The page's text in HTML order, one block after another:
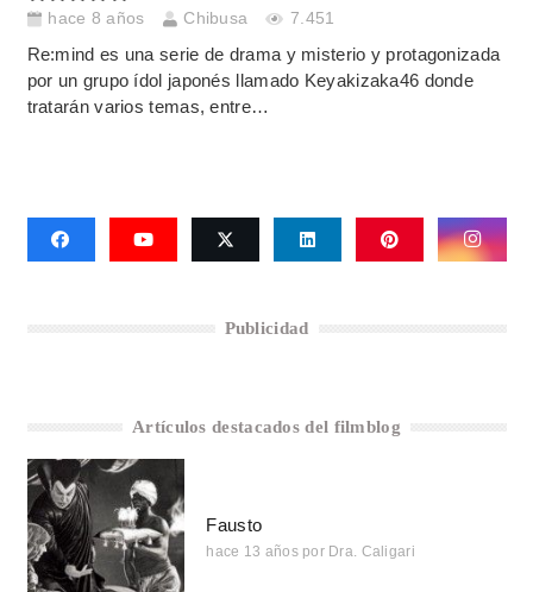
hace 8 años Chibusa 7.451
Re:mind es una serie de drama y misterio y protagonizada
por un grupo ídol japonés llamado Keyakizaka46 donde
tratarán varios temas, entre…
Publicidad
Artículos destacados del filmblog
Fausto
hace 13 años por Dra. Caligari